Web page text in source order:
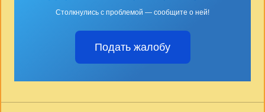
Столкнулись с проблемой — сообщите о ней!
Подать жалобу